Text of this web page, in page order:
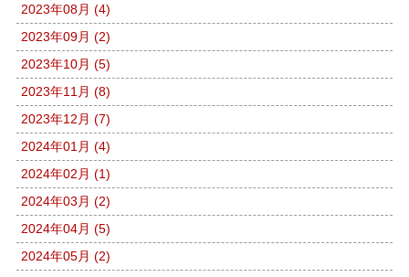
2023年08月 (4)
2023年09月 (2)
2023年10月 (5)
2023年11月 (8)
2023年12月 (7)
2024年01月 (4)
2024年02月 (1)
2024年03月 (2)
2024年04月 (5)
2024年05月 (2)